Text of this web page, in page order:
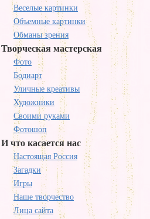
Веселые картинки
Объемные картинки
Обманы зрения
Творческая мастерская
Фото
Бодиарт
Уличные креативы
Художники
Своими руками
Фотошоп
И что касается нас
Настоящая Россия
Загадки
Игры
Наше творчество
Лица сайта